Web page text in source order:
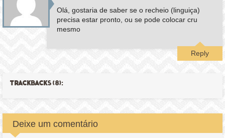
Olá, gostaria de saber se o recheio (linguiça)
precisa estar pronto, ou se pode colocar cru
mesmo
Reply
TRACKBACKS (8):
Deixe um comentário